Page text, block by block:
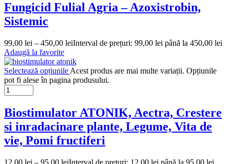
Fungicid Fulial Agria – Azoxistrobin,
Sistemic
99,00 lei – 450,00 leiInterval de prețuri: 99,00 lei până la 450,00 lei
Adaugă la favorite
Selectează opțiunile Acest produs are mai multe variații. Opțiunile
pot fi alese în pagina produsului.
Biostimulator ATONIK, Aectra, Crestere
si inradacinare plante, Legume, Vita de
vie, Pomi fructiferi
12,00 lei – 95,00 leiInterval de prețuri: 12,00 lei până la 95,00 lei